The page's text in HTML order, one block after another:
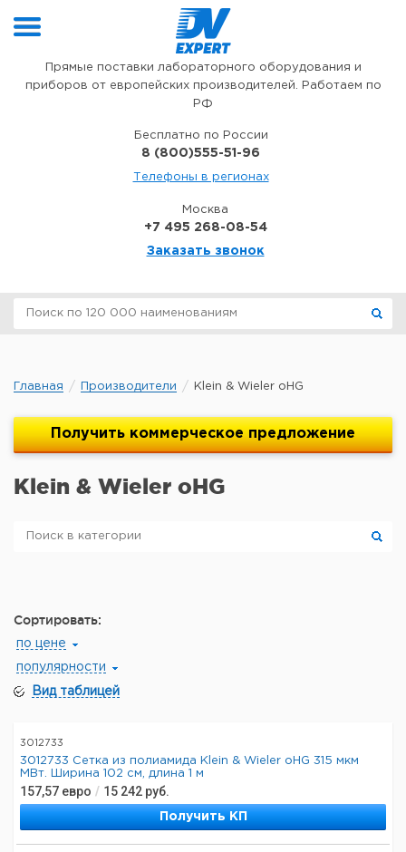
Прямые поставки лабораторного оборудования и
приборов от европейских производителей. Работаем по
РФ
Бесплатно по России
8 (800)555-51-96
Телефоны в регионах
Москва
+7 495 268-08-54
Заказать звонок
Главная Производители Klein & Wieler oHG
Получить коммерческое предложение
Klein & Wieler oHG
Сортировать:
по цене
популярности
Вид таблицей
3012733
3012733 Сетка из полиамида Klein & Wieler oHG 315 мкм
МВт. Ширина 102 см, длина 1 м
157,57 евро / 15 242 руб.
Получить КП